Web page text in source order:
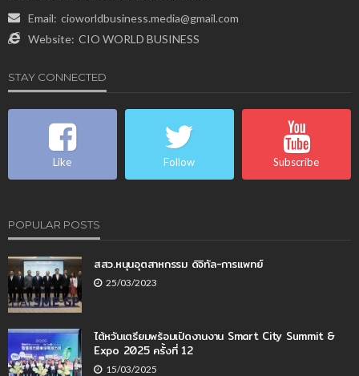
Email: cioworldbusiness.media@gmail.com
Website: CIO WORLD BUSINESS
STAY CONNECTED
Like Follow Subscribe
POPULAR POSTS
สสว.หนุนอุตสาหกรรม ดิจิทัล-การแพทย์
25/03/2023
ไต้หวันเตรียมพร้อมเปิดงานงาน Smart City Summit &
Expo 2025 ครั้งที่ 12
15/03/2025